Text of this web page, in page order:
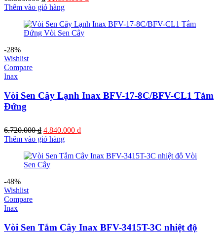
gốc
18.330.000 ₫.là:
Thêm vào giỏ hàng
-28%
Wishlist
Compare
Inax
Vòi Sen Cây Lạnh Inax BFV-17-8C/BFV-CL1 Tắm
Đứng
6.720.000₫ Giá
gốc
6.720.000 ₫.
4.840.000 ₫Giá
là:
Thêm vào giỏ hàng
-48%
Wishlist
Compare
Inax
Vòi Sen Tắm Cây Inax BFV-3415T-3C nhiệt độ